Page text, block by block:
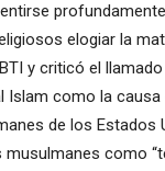
elogiar la
y criticó el
Islam como la causa
de los Estados
como